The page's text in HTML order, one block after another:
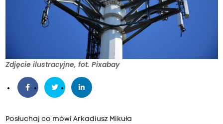
Zdjęcie ilustracyjne, fot. Pixabay
Posłuchaj co mówi Arkadiusz Mikuła